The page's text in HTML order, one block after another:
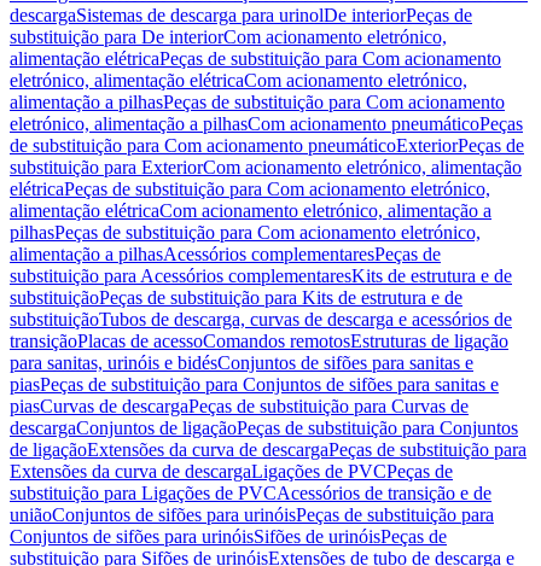
descargaSistemas de descarga para urinolDe interiorPeças de
substituição para De interiorCom acionamento eletrónico,
alimentação elétricaPeças de substituição para Com acionamento
eletrónico, alimentação elétricaCom acionamento eletrónico,
alimentação a pilhasPeças de substituição para Com acionamento
eletrónico, alimentação a pilhasCom acionamento pneumáticoPeças
de substituição para Com acionamento pneumáticoExteriorPeças de
substituição para ExteriorCom acionamento eletrónico, alimentação
elétricaPeças de substituição para Com acionamento eletrónico,
alimentação elétricaCom acionamento eletrónico, alimentação a
pilhasPeças de substituição para Com acionamento eletrónico,
alimentação a pilhasAcessórios complementaresPeças de
substituição para Acessórios complementaresKits de estrutura e de
substituiçãoPeças de substituição para Kits de estrutura e de
substituiçãoTubos de descarga, curvas de descarga e acessórios de
transiçãoPlacas de acessoComandos remotosEstruturas de ligação
para sanitas, urinóis e bidésConjuntos de sifões para sanitas e
piasPeças de substituição para Conjuntos de sifões para sanitas e
piasCurvas de descargaPeças de substituição para Curvas de
descargaConjuntos de ligaçãoPeças de substituição para Conjuntos
de ligaçãoExtensões da curva de descargaPeças de substituição para
Extensões da curva de descargaLigações de PVCPeças de
substituição para Ligações de PVCAcessórios de transição e de
uniãoConjuntos de sifões para urinóisPeças de substituição para
Conjuntos de sifões para urinóisSifões de urinóisPeças de
substituição para Sifões de urinóisExtensões de tubo de descarga e